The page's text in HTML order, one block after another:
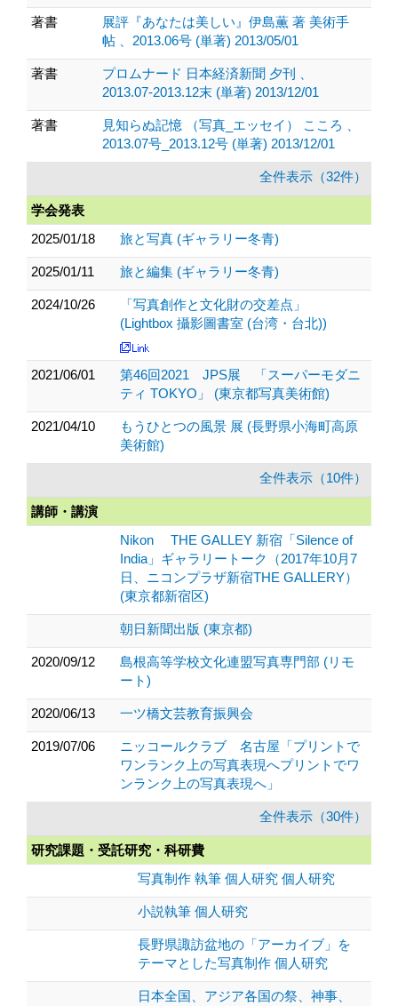
著書
展評『あなたは美しい』伊島薫 著 美術手
帖 、2013.06号 (単著) 2013/05/01
著書
プロムナード 日本経済新聞 夕刊 、
2013.07-2013.12末 (単著) 2013/12/01
著書
見知らぬ記憶 （写真_エッセイ） こころ 、
2013.07号_2013.12号 (単著) 2013/12/01
全件表示（32件）
学会発表
2025/01/18
旅と写真 (ギャラリー冬青)
2025/01/11 旅と編集 (ギャラリー冬青)
2024/10/26
「写真創作と文化財の交差点」
(Lightbox 攝影圖書室 (台湾・台北))
2021/06/01
第46回2021 JPS展 「スーパーモダニ
ティ TOKYO」 (東京都写真美術館)
2021/04/10
もうひとつの風景 展 (長野県小海町高原
美術館)
全件表示（10件）
講師・講演
Nikon THE GALLEY 新宿「Silence of
India」ギャラリートーク（2017年10月7
日、ニコンプラザ新宿THE GALLERY）
(東京都新宿区)
朝日新聞出版 (東京都)
2020/09/12
島根高等学校文化連盟写真専門部 (リモ
ート)
2020/06/13 一ツ橋文芸教育振興会
2019/07/06
ニッコールクラブ 名古屋「プリントで
ワンランク上の写真表現へプリントでワ
ンランク上の写真表現へ」
全件表示（30件）
研究課題・受託研究・科研費
写真制作 執筆 個人研究 個人研究
小説執筆 個人研究
長野県諏訪盆地の「アーカイブ」を
テーマとした写真制作 個人研究
日本全国、アジア各国の祭、神事、